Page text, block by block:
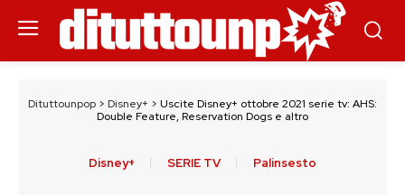
Dituttounpop > Disney+ > Uscite Disney+ ottobre 2021 serie tv: AHS:
Double Feature, Reservation Dogs e altro
Disney+ SERIE TV Palinsesto